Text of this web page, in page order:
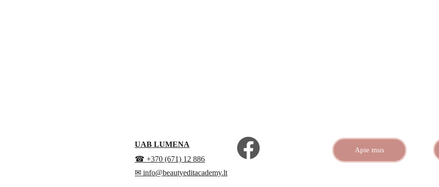
UAB LUMENA
☎ +370 (671) 12 886
✉ info@beautyeditacademy.lt
Apie mus